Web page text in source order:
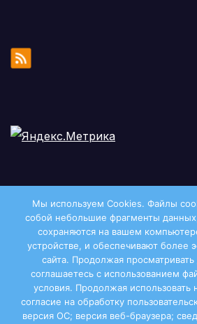
Мы используем Cookies. Файлы
собой небольшие фрагменты
сохраняются на вашем
устройстве, и обеспечивают более
сайта. Продолжая
соглашаетесь с использованием
условия. Продолжая использовать
согласие на обработку
версия ОС; версия веб-браузера;